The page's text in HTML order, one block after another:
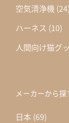
空気清浄機 (24)
ハーネス (10)
人間向け猫グ
メーカーから探
日本 (69)